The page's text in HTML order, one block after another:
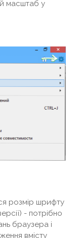
масштаб у
розмір шрифту
- потрібно
браузера і
вмісту